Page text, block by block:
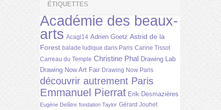
ÉTIQUETTES
Académie des beaux-
arts Acagl14 Adrien Goetz Astrid de la
Forest balade ludique dans Paris Carine Tissot
Carreau du Temple Christine Phal Drawing Lab
Drawing Now Art Fair Drawing Now Paris
découvrir autrement Paris
Emmanuel Pierrat Erik Desmazières
Eugène Delâtre fondation Taylor Gérard Jouhet